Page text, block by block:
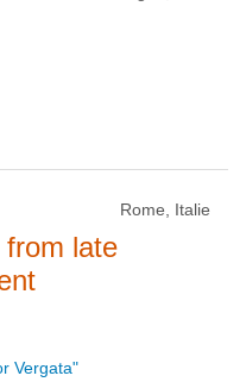
Rome, Italie
late
Vergata"